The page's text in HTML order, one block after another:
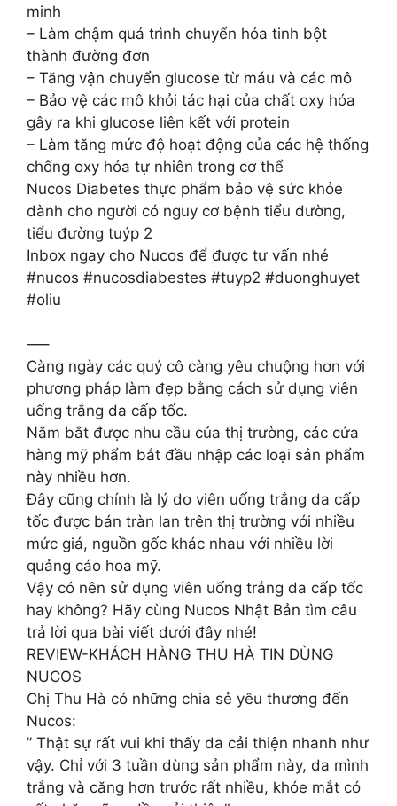
minh
– Làm chậm quá trình chuyển hóa tinh bột
thành đường đơn
– Tăng vận chuyển glucose từ máu và các mô
– Bảo vệ các mô khỏi tác hại của chất oxy hóa
gây ra khi glucose liên kết với protein
– Làm tăng mức độ hoạt động của các hệ thống
chống oxy hóa tự nhiên trong cơ thể
Nucos Diabetes thực phẩm bảo vệ sức khỏe
dành cho người có nguy cơ bệnh tiểu đường,
tiểu đường tuýp 2
Inbox ngay cho Nucos để được tư vấn nhé
#nucos #nucosdiabestes #tuyp2 #duonghuyet
#oliu
—–
Càng ngày các quý cô càng yêu chuộng hơn với
phương pháp làm đẹp bằng cách sử dụng viên
uống trắng da cấp tốc.
Nắm bắt được nhu cầu của thị trường, các cửa
hàng mỹ phẩm bắt đầu nhập các loại sản phẩm
này nhiều hơn.
Đây cũng chính là lý do viên uống trắng da cấp
tốc được bán tràn lan trên thị trường với nhiều
mức giá, nguồn gốc khác nhau với nhiều lời
quảng cáo hoa mỹ.
Vậy có nên sử dụng viên uống trắng da cấp tốc
hay không? Hãy cùng Nucos Nhật Bản tìm câu
trả lời qua bài viết dưới đây nhé!
REVIEW-KHÁCH HÀNG THU HÀ TIN DÙNG
NUCOS
Chị Thu Hà có những chia sẻ yêu thương đến
Nucos:
” Thật sự rất vui khi thấy da cải thiện nhanh như
vậy. Chỉ với 3 tuần dùng sản phẩm này, da mình
trắng và căng hơn trước rất nhiều, khóe mắt có